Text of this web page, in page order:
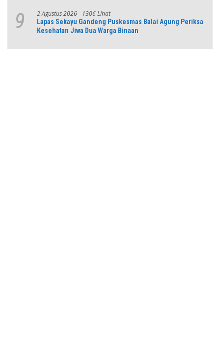
9 2 Agustus 2026 1306 Lihat
Lapas Sekayu Gandeng Puskesmas Balai Agung Periksa
Kesehatan Jiwa Dua Warga Binaan